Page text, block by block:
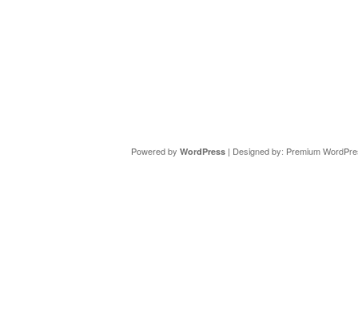
Powered by WordPress| Designed by: Premium